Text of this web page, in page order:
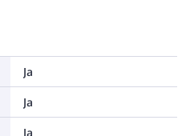
Ja
Ja
Ja